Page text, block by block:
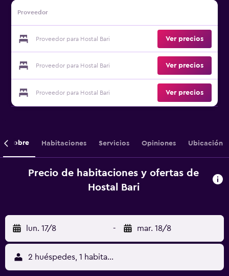
Proveedor
Proveedor para Hostal Bari Ver precios
Proveedor para Hostal Bari Ver precios
Proveedor para Hostal Bari Ver precios
Sobre Habitaciones Servicios Opiniones Ubicación
Precio de habitaciones y ofertas de
Hostal Bari
lun. 17/8 - mar. 18/8
2 huéspedes, 1 habitación